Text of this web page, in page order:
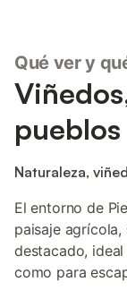
Qué ver y
Naturaleza,
El entorno de
paisaje
destacado,
como para